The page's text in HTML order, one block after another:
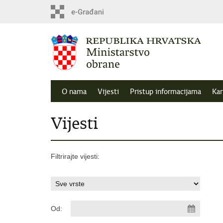
O nama Vijesti Pristup informacijama
Vijesti
Filtrirajte vijesti:
Od: